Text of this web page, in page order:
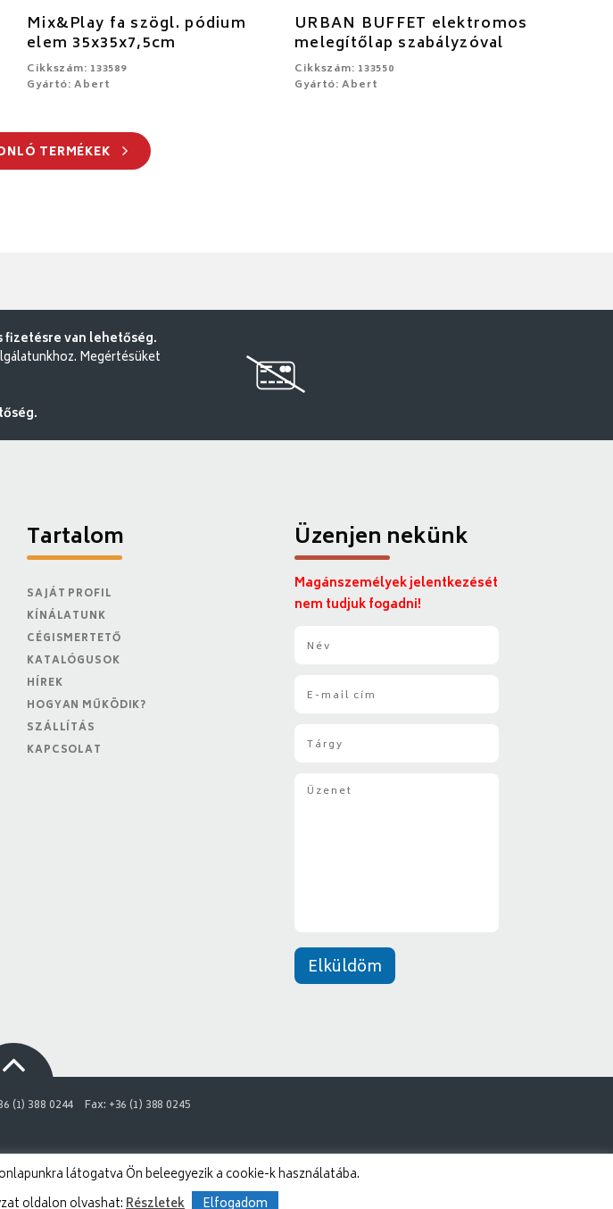
Mix&Play fa szögl. pódium
elem 35x35x7,5cm
Cikkszám: 133589
Gyártó: Abert
URBAN BUFFET elektromos
melegítőlap szabályzóval
Cikkszám: 133550
Gyártó: Abert
TERMÉKEK
fizetésre van lehetőség.
Megértésüket
Tartalom
SAJÁT PROFIL
KÍNÁLATUNK
CÉGISMERTETŐ
KATALÓGUSOK
HÍREK
HOGYAN MŰKÖDIK?
SZÁLLÍTÁS
KAPCSOLAT
Üzenjen nekünk
Magánszemélyek jelentkezését
nem tudjuk fogadni!
Elküldöm
(1) 388 0244
Fax: +36 (1) 388 0245
látogatva Ön beleegyezik a cookie-k használatába.
oldalon olvashat:Részletek